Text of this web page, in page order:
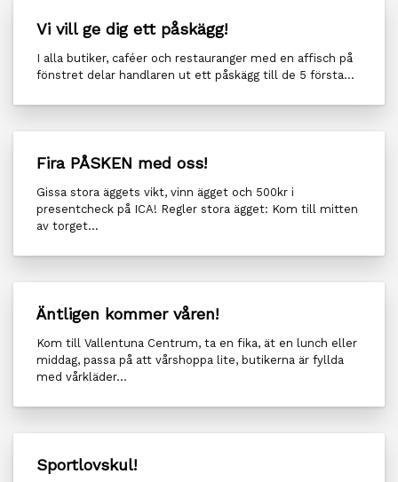
Vi vill ge dig ett påskägg!
I alla butiker, caféer och restauranger med en affisch på
fönstret delar handlaren ut ett påskägg till de 5 första...
Fira PÅSKEN med oss!
Gissa stora äggets vikt, vinn ägget och 500kr i
presentcheck på ICA! Regler stora ägget: Kom till mitten
av torget...
Äntligen kommer våren!
Kom till Vallentuna Centrum, ta en fika, ät en lunch eller
middag, passa på att vårshoppa lite, butikerna är fyllda
med vårkläder...
Sportlovskul!